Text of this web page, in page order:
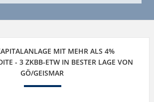
MIT MEHR ALS 4%
- 3 ZKBB-ETW IN BESTER LAGE VON
GÖ/GEISMAR